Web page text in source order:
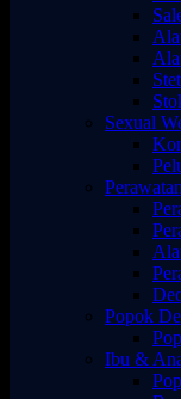
Sexual
Popok
Ibu &